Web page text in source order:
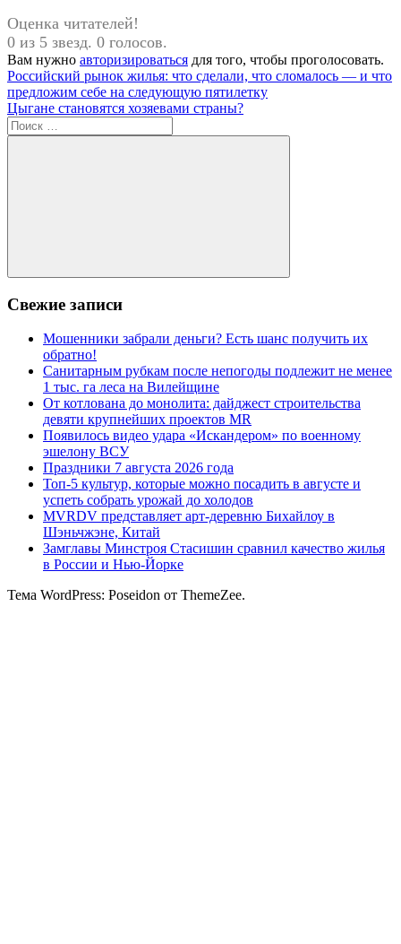
Оценка читателей!
0 из 5 звезд. 0 голосов.
Вам нужно авторизироваться для того, чтобы проголосовать.
Навигация
по
записям
Предыдущая
запись:
Российский рынок жилья: что сделали, что сломалось — и что
предложим себе на следующую пятилетку
Следующая
запись:
Цыгане становятся хозяевами страны?
Поиск
для:
Поиск
Свежие записи
Мошенники забрали деньги? Есть шанс получить их
обратно!
Санитарным рубкам после непогоды подлежит не менее
1 тыс. га леса на Вилейщине
От котлована до монолита: дайджест строительства
девяти крупнейших проектов MR
Появилось видео удара «Искандером» по военному
эшелону ВСУ
Праздники 7 августа 2026 года
Топ-5 культур, которые можно посадить в августе и
успеть собрать урожай до холодов
MVRDV представляет арт-деревню Бихайлоу в
Шэньчжэне, Китай
Замглавы Минстроя Стасишин сравнил качество жилья
в России и Нью-Йорке
Тема WordPress: Poseidon от ThemeZee.